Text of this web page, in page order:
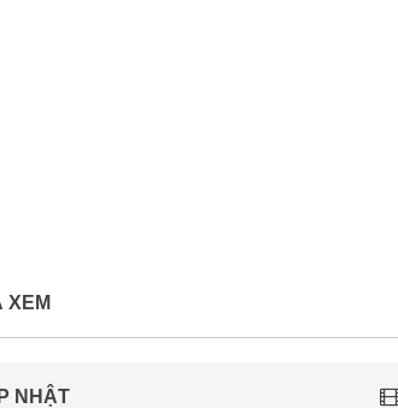
XEM
NHẬT